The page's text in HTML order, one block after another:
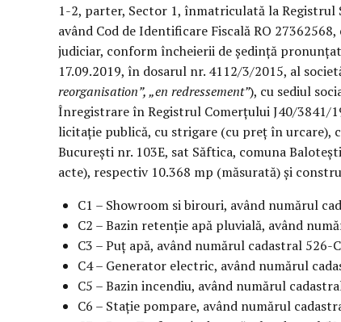
1-2, parter, Sector 1, înmatriculată la Registrul
având Cod de Identificare Fiscală RO
judiciar, conform încheierii de ședință
17.09.2019, în dosarul nr. 4112/3/2015, al
reorganisation”, „en redressement”), cu sediul
Înregistrare în Registrul Comerțului J40/3841/
licitație publică, cu strigare (cu preț în
București nr. 103E, sat Săftica, comuna
acte), respectiv 10.368 mp (măsurată) și
C1 – Showroom si birouri, având numărul
C2 – Bazin retenție apă pluvială, având
C3 – Puț apă, având numărul cadastral
C4 – Generator electric, având numărul
C5 – Bazin incendiu, având numărul
C6 – Stație pompare, având numărul